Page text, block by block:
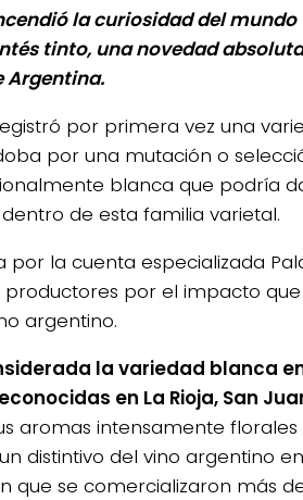
la curiosidad del
tinto, una novedad
Argentina.
por primera vez una
por una mutación o
blanca que podría
de esta familia varietal.
por la cuenta especializada
productores por el impacto
argentino.
la variedad blanca
en La Rioja, San
aromas intensamente florales
distintivo del vino argentino
que se comercializaron más